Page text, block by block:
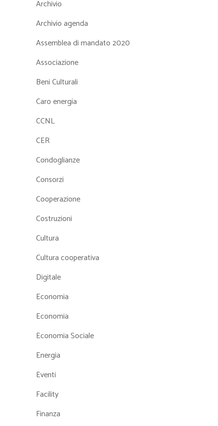
Archivio
Archivio agenda
Assemblea di mandato 2020
Associazione
Beni Culturali
Caro energia
CCNL
CER
Condoglianze
Consorzi
Cooperazione
Costruzioni
Cultura
Cultura cooperativa
Digitale
Economia
Economia
Economia Sociale
Energia
Eventi
Facility
Finanza